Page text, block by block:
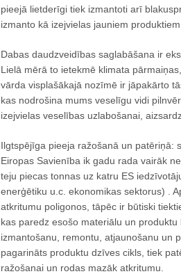
pieejā lietderīgi tiek izmantoti arī
izmanto kā izejvielas jauniem produktiem.
Dabas daudzveidības saglabāšana ir
Lielā mērā to ietekmē klimata
vārda visplašākajā nozīmē ir jāpakārto
kas nodrošina mums veselīgu vidi
izejvielas veselības uzlabošanai,
Ilgtspējīga pieeja ražošanā un patēriņā:
Eiropas Savienība ik gadu rada vairāk
teju piecas tonnas uz katru ES
enerģētiku u.c. ekonomikas sektorus) .
atkritumu poligonos, tāpēc ir būtiski
kas paredz esošo materiālu un
izmantošanu, remontu, atjaunošanu un
pagarināts produktu dzīves cikls, tiek
ražošanai un rodas mazāk atkritumu.